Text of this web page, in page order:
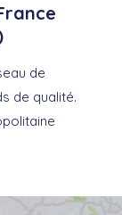
de
de qualité.